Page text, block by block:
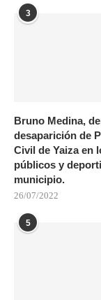
3
Bruno Medina,
desaparición de
Civil de Yaiza en
públicos y
municipio.
26/07/2022
5